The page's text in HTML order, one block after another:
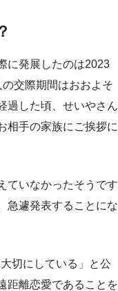
に発展したのは2023
交際期間はおおよそ
過した頃、せいやさん
相手の家族にご挨拶に
ていなかったそうです
急遽発表することにな
切にしている」と公
距離恋愛であることを